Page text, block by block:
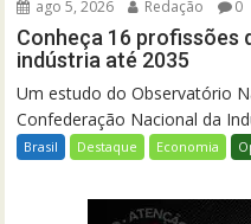
ago 5, 2026 Redação 0
Conheça 16 profissões
indústria até 2035
Um estudo do Observatório
Confederação Nacional da
Brasil Destaque Economia